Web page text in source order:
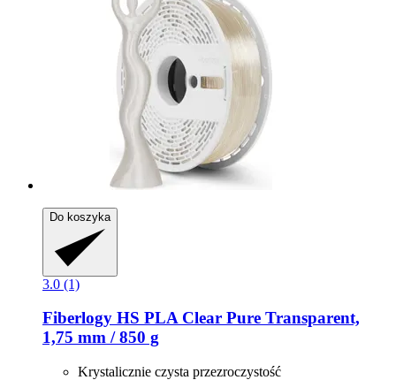
Do koszyka
3.0 (1)
Fiberlogy HS PLA Clear Pure Transparent,
1,75 mm / 850 g
Krystalicznie czysta przezroczystość